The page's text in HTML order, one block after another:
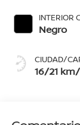
Blanco
INTERIOR
Negro
CIUDAD/
16/21